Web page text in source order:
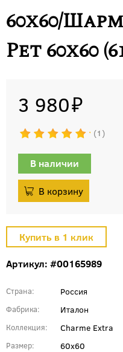
60x60/
Рет 60х60
3 980
1
В наличии
Артикул: #00165989
Страна Россия
Фабрика Италон
Коллекция Charme Extra
Размер 60x60